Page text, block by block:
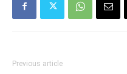
Previous article